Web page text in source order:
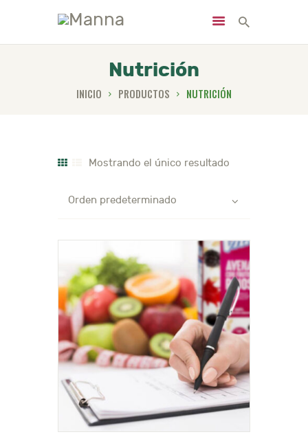
Nutrición
INICIO PRODUCTOS NUTRICIÓN
INICIO
SERVICIOS
NUTRICIÓN
CONTACTO
Mostrando el único resultado